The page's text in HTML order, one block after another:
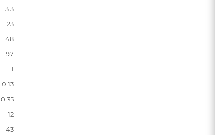
3.3
23
48
97
1
0.13
0.35
12
43